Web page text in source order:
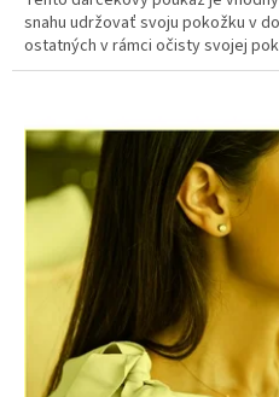
snahu udržovať svoju pokožku v
ostatných v rámci očisty svojej